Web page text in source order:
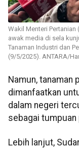
Wakil Menteri
awak media di sela
Tanaman Industri dan
(9/5/2025). ANTARA/
Namun, tanaman
dimanfaatkan
dalam negeri
sebagai tumpuan
Lebih lanjut,